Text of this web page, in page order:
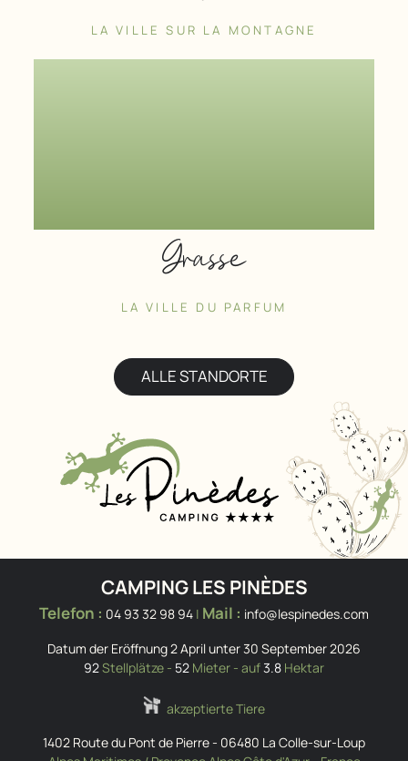
LA VILLE SUR LA MONTAGNE
Grasse
LA VILLE DU PARFUM
ALLE STANDORTE
CAMPING LES PINÈDES
Telefon : 04 93 32 98 94 | Mail : info@lespinedes.com
Datum der Eröffnung 2 April unter 30 September 2026
92Stellplätze - 52 Mieter - auf3.8 Hektar
akzeptierte Tiere
1402 Route du Pont de Pierre- 06480 La Colle-sur-Loup